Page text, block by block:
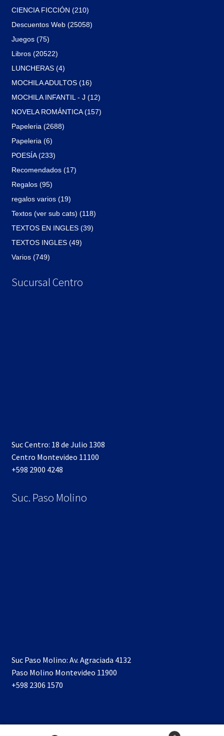
CIENCIA FICCIÓN (210)
Descuentos Web (25058)
Juegos (75)
Libros (20522)
LUNCHERAS (4)
MOCHILA ADULTOS (16)
MOCHILA INFANTIL - J (12)
NOVELA ROMÁNTICA (157)
Papeleria (2688)
Papeleria (6)
POESÍA (233)
Recomendados (17)
Regalos (95)
regalos varios (19)
Textos (ver sub cats) (118)
TEXTOS EN INGLES (39)
TEXTOS INGLES (49)
Varios (749)
Sucursal Centro
Suc Centro: 18 de Julio 1308
Centro Montevideo 11100
+598 2900 4248
Suc. Paso Molino
Suc Paso Molino: Av. Agraciada 4132
Paso Molino Montevideo 11900
+598 2306 1570